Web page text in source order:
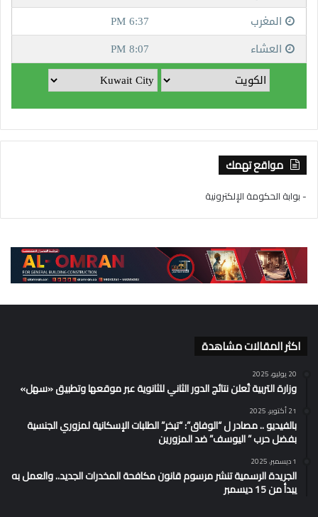
مواقع تهمك
- بوابة الحكومة الإلكترونية
اكثر المقالات مشاهدة
20 يوليو، 2025
وزارة التربية تُعلن نتائج الدور الثاني للثانوية عبر موقعها وتطبيق «سهل»
21 أكتوبر، 2025
بالفيديو .. مصادر ل “الوفاق”: “تبخر” الطلبات الإسكانية لمزوري الجنسية
بفضل حرب ” اليوسف” ضد المزورين
1 ديسمبر، 2025
الجريدة الرسمية تنشر مرسوم قانون مكافحة المخدرات الجديد.. والعمل به
يبدأ من 15 ديسمبر